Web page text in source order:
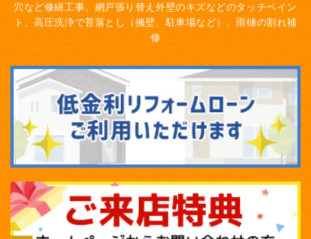
穴など修繕工事、網戸張り替え 外壁のキズなどのタッチペイン
ト、高圧洗浄で苔落とし（擁壁、駐車場など）、雨樋の割れ補
修